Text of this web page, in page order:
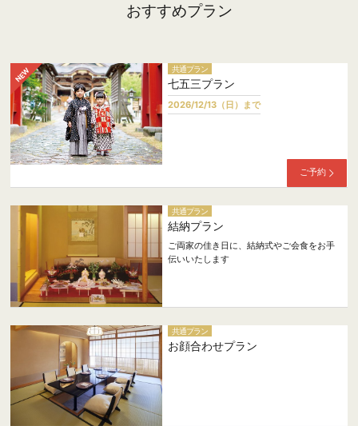
おすすめプラン
共通プラン
七五三プラン
2026/12/13（日）まで
ご予約
共通プラン
結納プラン
ご両家の佳き日に、結納式やご会食をお手
伝いいたします
共通プラン
お顔合わせプラン